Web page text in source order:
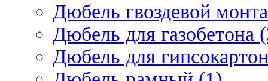
Дюбель гвоздевой
Дюбель для газобетона
Дюбель для